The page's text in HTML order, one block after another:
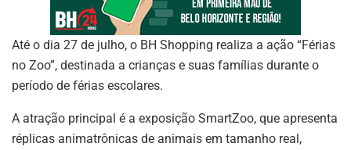
Até o dia 27 de julho, o BH Shopping realiza a ação “Férias
no Zoo”, destinada a crianças e suas famílias durante o
período de férias escolares.
A atração principal é a exposição SmartZoo, que apresenta
réplicas animatrônicas de animais em tamanho real,